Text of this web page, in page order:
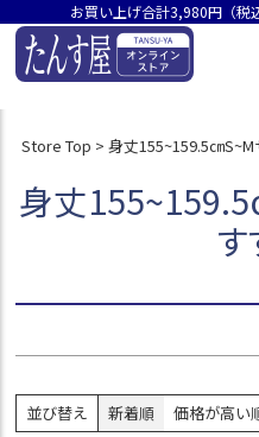
お買い上げ合計3,980円（税
Store Top 身丈155~159.5㎝
身丈155~159.5
す
商品番号/JANコード
新着順
価格が高い順
おすすめ順
並び替え 新着順 価格が高い